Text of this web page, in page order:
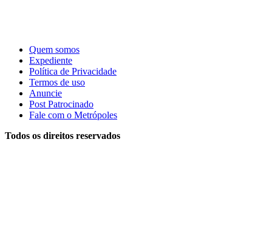
Quem somos
Expediente
Política de Privacidade
Termos de uso
Anuncie
Post Patrocinado
Fale com o Metrópoles
Todos os direitos reservados